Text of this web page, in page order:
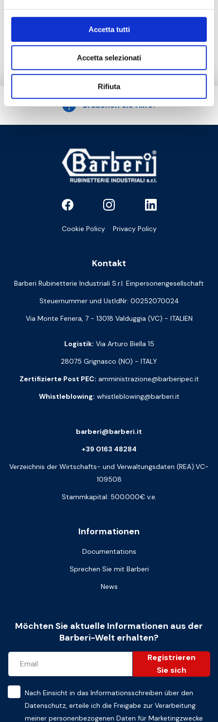
Accetta tutti
Accetta selezionati
Rifiuta
Siehe Produkte in dieser Kategorie
Brauchen Sie Hilfe?
Cookie Policy Privacy Policy
Kontakt
Barberi Rubinetterie Industriali S.r.l. Einpersonengesellschaft
Steuernummer und UstIdNr: 00252070024
Via Monte Fenera, 7 - 13018 Valduggia (VC) - ITALIEN
Logistik: Via Arturo Biella 15
28075 Grignasco (NO) - ITALY
Zertifizierte Post PEC: amministrazione@barberipec.it
Whistleblowing: whistleblowing@barberi.it
Informationen
Documentations
Sprechen Sie mit Barberi
News
barberi@barberi.it
+39 0163 48284
Verzeichnis der Wirtschafts- und Verwaltungsdaten (REA):VC-
109508
Stammkapital: 500.000€ v.e.
Möchten Sie aktuelle Informationen aus der
Barberi-Welt erhalten?
Registrieren
Sie sich
Nach Einsicht in das Informationsschreiben über den
Datenschutz, erteile ich die Freigabe zur Verarbeitung
meiner personenbezogenen Daten für Marketingzwecke